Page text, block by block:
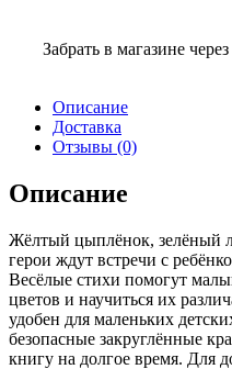
Забрать в магазине
Описание
Доставка
Отзывы (0)
Описание
Жёлтый цыплёнок, зелёный
герои ждут встречи с
Весёлые стихи помогут
цветов и научиться их
удобен для маленьких
безопасные закруглённые
книгу на долгое время. Для